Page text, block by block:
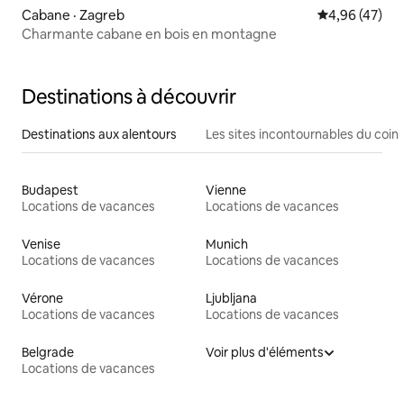
Cabane · Zagreb Note
4,96 (47)
Charmante cabane en bois en montagne
Destinations à découvrir
Destinations aux alentours Les sites incontournables du coin
Budapest
Locations de vacances
Vienne
Locations de vacances
Venise
Locations de vacances
Munich
Locations de vacances
Vérone
Locations de vacances
Ljubljana
Locations de vacances
Belgrade
Locations de vacances
Voir plus d'éléments